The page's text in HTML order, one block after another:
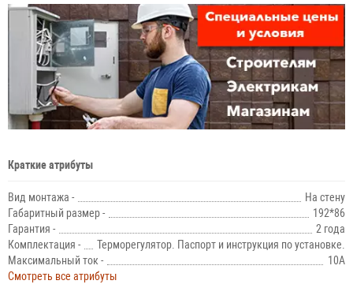
Краткие атрибуты
Вид монтажа -
На стену
Габаритный размер -
192*86
Гарантия -
2 года
Комплектация -
Терморегулятор. Паспорт и инструкция по установке.
Максимальный ток -
10А
Смотреть все атрибуты